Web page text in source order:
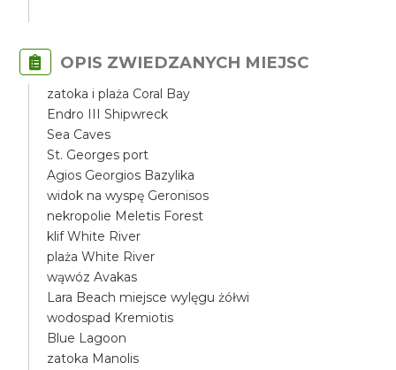
OPIS ZWIEDZANYCH MIEJSC
zatoka i plaża Coral Bay
Endro III Shipwreck
Sea Caves
St. Georges port
Agios Georgios Bazylika
widok na wyspę Geronisos
nekropolie Meletis Forest
klif White River
plaża White River
wąwóz Avakas
Lara Beach miejsce wylęgu żółwi
wodospad Kremiotis
Blue Lagoon
zatoka Manolis